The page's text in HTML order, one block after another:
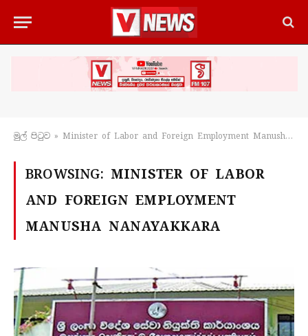
මුල් පිටු​ව » Minister of Labor and Foreign Employment Manusha Nanayakkara
BROWSING: MINISTER OF LABOR
AND FOREIGN EMPLOYMENT
MANUSHA NANAYAKKARA